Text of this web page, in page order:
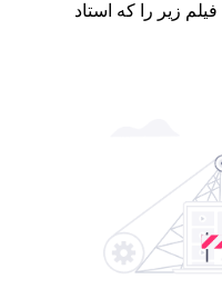
فیلم زیر را که استاد